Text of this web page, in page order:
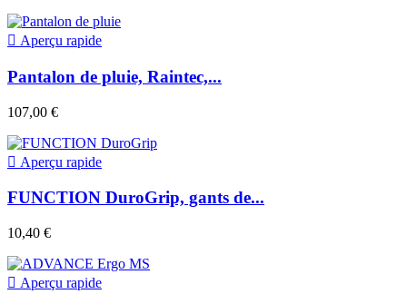
 Aperçu rapide
Pantalon de pluie, Raintec,...
107,00 €
 Aperçu rapide
FUNCTION DuroGrip, gants de...
10,40 €
 Aperçu rapide